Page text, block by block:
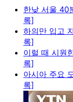
한낮 서울 40
록]
하의만 입고
록]
이럴 때 시원
록]
아시아 주요
록]